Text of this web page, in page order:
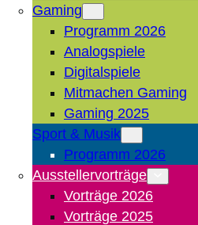
Gaming
Programm 2026
Analogspiele
Digitalspiele
Mitmachen Gaming
Gaming 2025
Sport & Musik
Programm 2026
Ausstellervorträge
Vorträge 2026
Vorträge 2025